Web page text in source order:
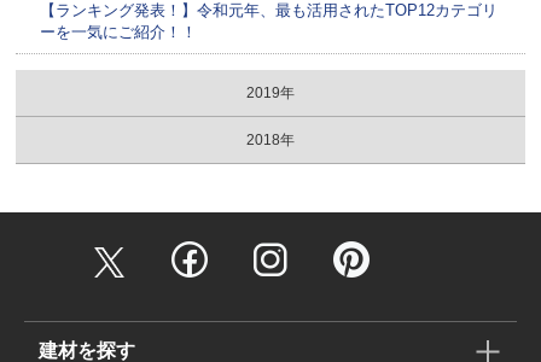
【ランキング発表！】令和元年、最も活用されたTOP12カテゴリ
ーを一気にご紹介！！
2019年
2018年
建材を探す